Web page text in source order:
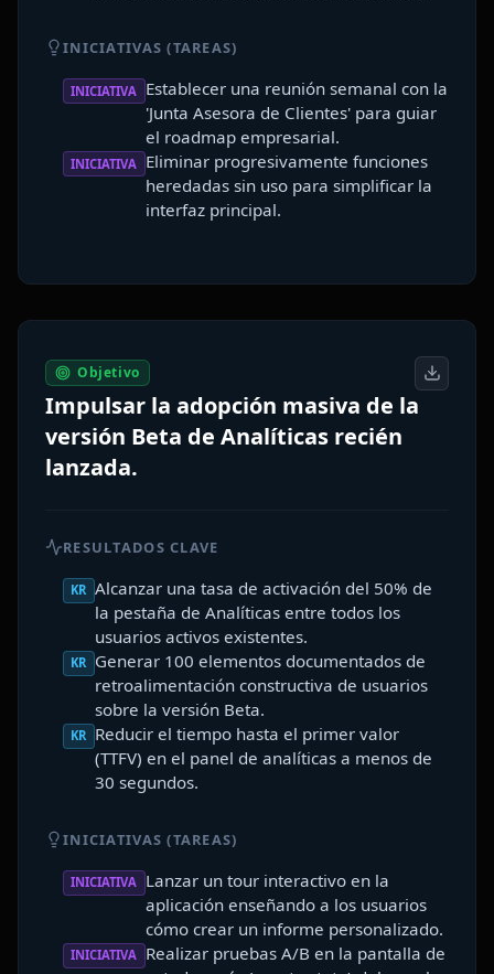
INICIATIVAS (TAREAS)
INICIATIVA Establecer una reunión semanal con la
'Junta Asesora de Clientes' para guiar
el roadmap empresarial.
INICIATIVA Eliminar progresivamente funciones
heredadas sin uso para simplificar la
interfaz principal.
Objetivo
Impulsar la adopción masiva de la
versión Beta de Analíticas recién
lanzada.
RESULTADOS CLAVE
KR Alcanzar una tasa de activación del 50% de
la pestaña de Analíticas entre todos los
usuarios activos existentes.
KR Generar 100 elementos documentados de
retroalimentación constructiva de usuarios
sobre la versión Beta.
KR Reducir el tiempo hasta el primer valor
(TTFV) en el panel de analíticas a menos de
30 segundos.
INICIATIVAS (TAREAS)
INICIATIVA Lanzar un tour interactivo en la
aplicación enseñando a los usuarios
cómo crear un informe personalizado.
INICIATIVA Realizar pruebas A/B en la pantalla de